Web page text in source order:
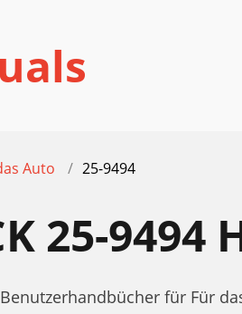
Auto 25-9494
25-9494
für Für